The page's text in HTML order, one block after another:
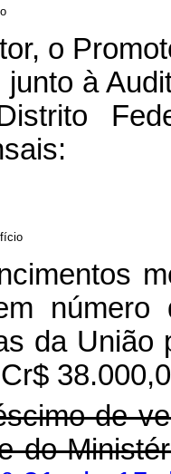
o
à
da
de
do